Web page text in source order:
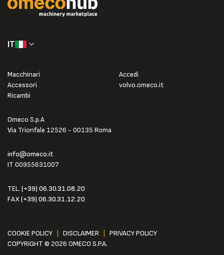
IT
Omeco S.p.A
Via Trionfale 12526 - 00135 Roma
info@omeco.it
IT 00955631007
TEL. (+39) 06.30.31.08.20
FAX(+39) 06.30.31.12.20
Macchinari
Accessori
Ricambi
Accedi
volvo.omeco.it
COOKIE POLICY DISCLAIMER
PRIVACY POLICY
COPYRIGHT © 2026 OMECO S.P.A.